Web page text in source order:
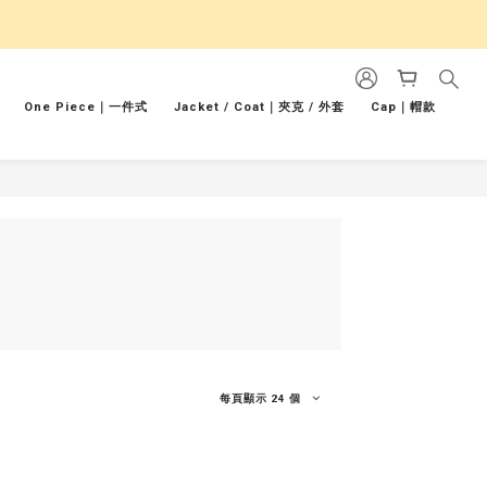
One Piece｜一件式 Jacket / Coat｜夾克 / 外套 Cap｜帽款
每頁顯示 24 個